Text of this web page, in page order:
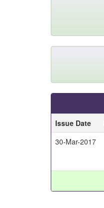
Issue Date
30-Mar-2017